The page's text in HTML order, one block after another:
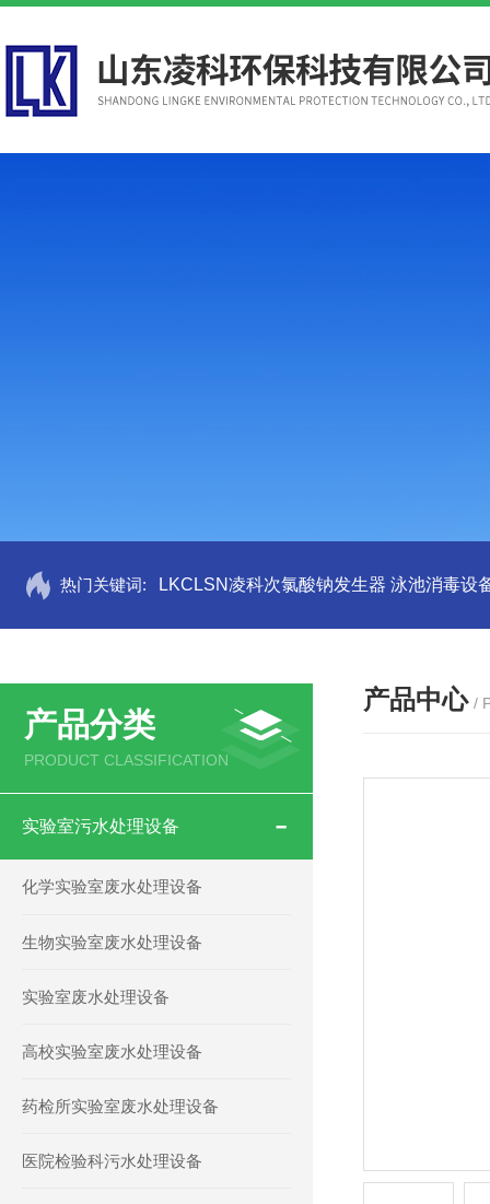
热门关键词: LKCLSN凌科次氯酸钠发生器 泳池消毒设
产品分类
PRODUCT CLASSIFICATION
实验室污水处理设备
化学实验室废水处理设备
生物实验室废水处理设备
实验室废水处理设备
高校实验室废水处理设备
药检所实验室废水处理设备
医院检验科污水处理设备
产品中心 /